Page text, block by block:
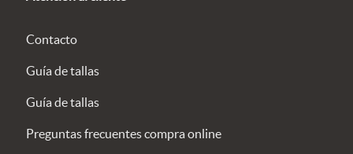
Contacto
Guía de tallas
Guía de tallas
Preguntas frecuentes compra online